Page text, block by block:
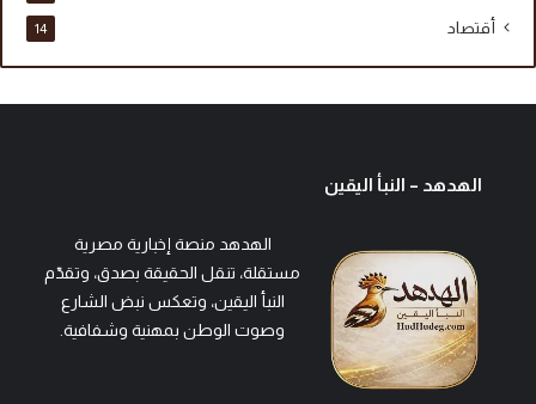
أقتصاد 14
الهدهد – النبأ اليقين
الهدهد منصة إخبارية مصرية
مستقلة، تنقل الحقيقة بصدق، وتقدّم
النبأ اليقين، وتعكس نبض الشارع
وصوت الوطن بمهنية وشفافية.